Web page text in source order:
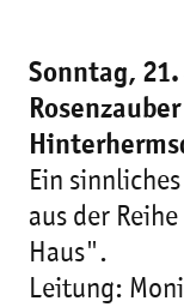
Sonntag,
Ein
aus der
Haus".
Leitung: